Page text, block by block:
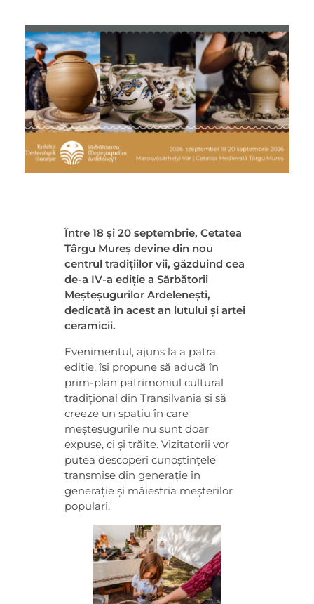
L
u
m
i
c
r
e
a
t
Între 18 și 20 septembrie, Cetatea
Târgu Mureș devine din nou
centrul tradițiilor vii, găzduind cea
de-a IV-a ediție a Sărbătorii
Meșteșugurilor Ardelenești,
dedicată în acest an lutului și artei
ceramicii.
Evenimentul, ajuns la a patra
ediție, își propune să aducă în
prim-plan patrimoniul cultural
tradițional din Transilvania și să
creeze un spațiu în care
meșteșugurile nu sunt doar
expuse, ci și trăite. Vizitatorii vor
putea descoperi cunoștințele
transmise din generație în
generație și măiestria meșterilor
populari.